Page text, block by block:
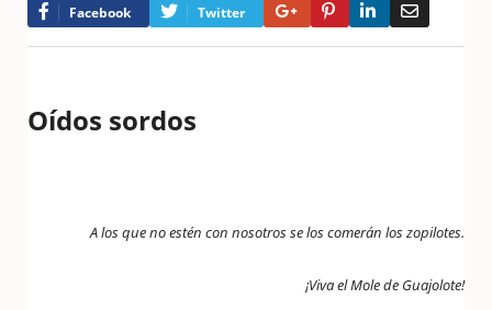
Facebook Twitter Google+PinterestLinkedIn
Oídos sordos
A los que no estén con nosotros se los comerán los zopilotes.
¡Viva el Mole de Guajolote!